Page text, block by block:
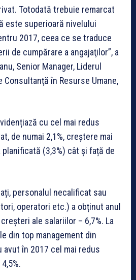
Totodată trebuie remarcat
este superioară nivelului
2017, ceea ce se traduce
de cumpărare a angajaţilor”, a
Senior Manager, Liderul
Consultanţă în Resurse Umane,
cu cel mai redus
de numai 2,1%, creștere mai
(3,3%) cât și față de
personalul necalificat sau
operatori etc.) a obținut anul
ale salariilor – 6,7%. La
din top management din
avut în 2017 cel mai redus